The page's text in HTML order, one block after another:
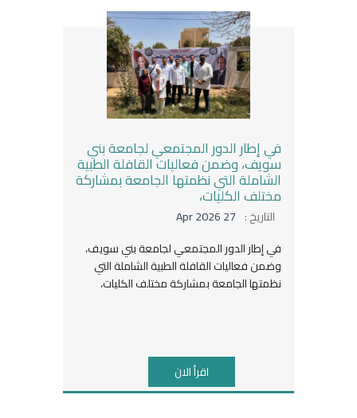
في إطار الدور المجتمعي لجامعة بني
سويف، وضمن فعاليات القافلة الطبية
الشاملة التي نظمتها الجامعة بمشاركة
مختلف الكليات،
التاريخ : 27 Apr 2026
في إطار الدور المجتمعي لجامعة بني سويف،
وضمن فعاليات القافلة الطبية الشاملة التي
نظمتها الجامعة بمشاركة مختلف الكليات،
اقرأ الان